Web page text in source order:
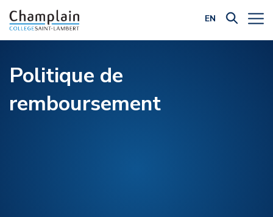
EN
Politique de
remboursement
Filtrer par catégorie: